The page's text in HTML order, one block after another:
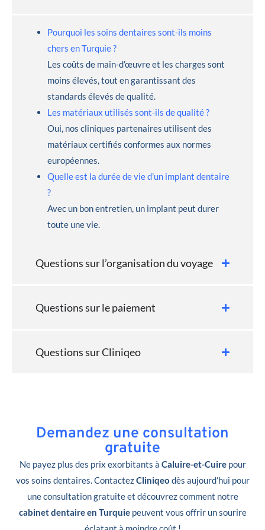
Pourquoi les soins dentaires sont-ils moins
chers en Turquie ?
Les coûts de main-d’œuvre et les charges sont
moins élevés, tout en garantissant des
standards élevés de qualité.
Les matériaux utilisés sont-ils de qualité ?
Oui, nos cliniques partenaires utilisent des
matériaux certifiés conformes aux normes
européennes.
Quelle est la durée de vie d’un implant dentaire
?
Avec un bon entretien, un implant peut durer
toute une vie.
Questions sur l’organisation du voyage
Questions sur le paiement
Questions sur Cliniqeo
Demandez une consultation
gratuite
Ne payez plus des prix exorbitants à Caluire-et-Cuirepour
vos soins dentaires. ContactezCliniqeo dès aujourd’hui pour
une consultation gratuite et découvrez comment notre
cabinet dentaire en Turquiepeuvent vous offrir un sourire